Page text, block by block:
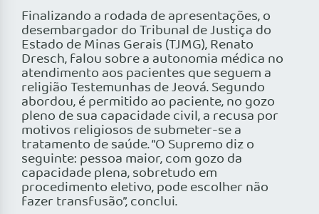
Finalizando a rodada de apresentações, o
desembargador do Tribunal de Justiça do
Estado de Minas Gerais (TJMG), Renato
Dresch, falou sobre a autonomia médica no
atendimento aos pacientes que seguem a
religião Testemunhas de Jeová. Segundo
abordou, é permitido ao paciente, no gozo
pleno de sua capacidade civil, a recusa por
motivos religiosos de submeter-se a
tratamento de saúde. “O Supremo diz o
seguinte: pessoa maior, com gozo da
capacidade plena, sobretudo em
procedimento eletivo, pode escolher não
fazer transfusão”, conclui.